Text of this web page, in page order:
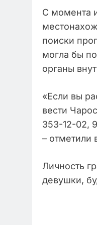
С момента
поиски
могла бы
органы
«Если вы
вести
353-12-02,
– отметили
Личность
девушки,